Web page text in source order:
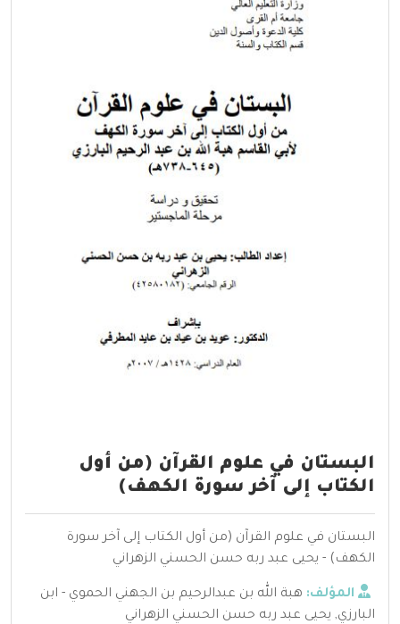
البستان في علوم القرآن (من أول
الكتاب إلى آخر سورة الكهف)
البستان في علوم القرآن (من أول الكتاب إلى آخر سورة
الكهف) - يحيى عبد ربه حسن الحسني الزهراني
المؤلف: هبة الله بن عبدالرحيم بن الجهني الحموي - ابن
البارزي, يحيى عبد ربه حسن الحسني الزهراني